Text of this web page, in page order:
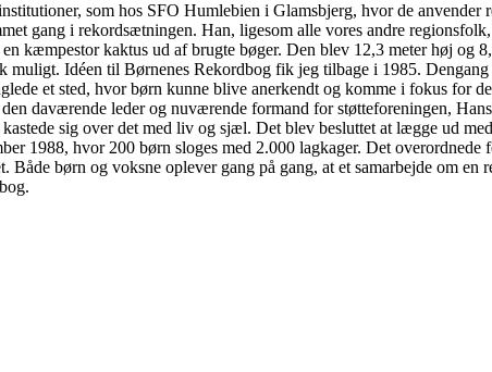
som hos SFO Humlebien i Glamsbjerg, hvor de
gang i rekordsætningen. Han, ligesom alle vores andre
kæmpestor kaktus ud af brugte bøger. Den blev 12,3 meter høj og
Idéen til Børnenes Rekordbog fik jeg tilbage i 1985.
et sted, hvor børn kunne blive anerkendt og komme i fokus for
daværende leder og nuværende formand for støtteforeningen,
sig over det med liv og sjæl. Det blev besluttet at lægge ud
1988, hvor 200 børn sloges med 2.000 lagkager. Det
Både børn og voksne oplever gang på gang, at et samarbejde om